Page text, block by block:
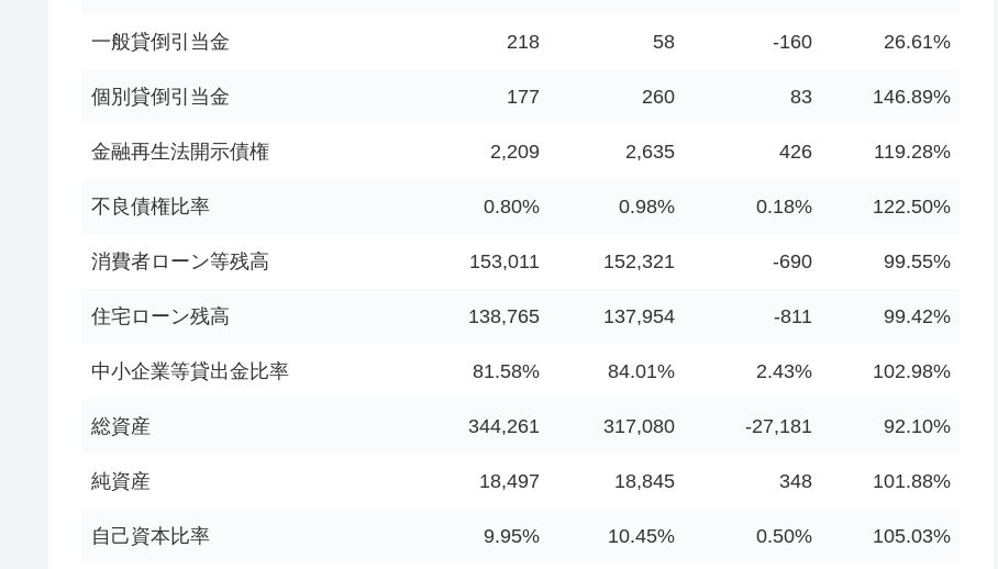
一般貸倒引当金 218 58 -160 26.61%
個別貸倒引当金 177 260 83 146.89%
金融再生法開示債権 2,209 2,635 426 119.28%
不良債権比率 0.80% 0.98% 0.18% 122.50%
消費者ローン等残高 153,011 152,321 -690 99.55%
住宅ローン残高 138,765 137,954 -811 99.42%
中小企業等貸出金比率 81.58% 84.01% 2.43% 102.98%
総資産 344,261 317,080 -27,181 92.10%
純資産 18,497 18,845 348 101.88%
自己資本比率 9.95% 10.45% 0.50% 105.03%